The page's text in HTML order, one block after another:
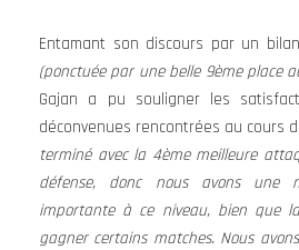
Entamant son discours par un
(ponctuée par une belle 9ème place
Gajan a pu souligner les
déconvenues rencontrées au cours
terminé avec la 4ème meilleure
défense, donc nous avons une
importante à ce niveau, bien que
gagner certains matches. Nous